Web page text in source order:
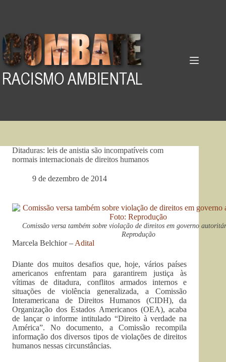
Ditaduras: leis de anistia são incompatíveis com
normais internacionais de direitos humanos
9 de dezembro de 2014
Comissão versa também sobre violação de direitos em governo
Reprodução
Marcela Belchior – Adital
Diante dos muitos desafios que, hoje, vários países
americanos enfrentam para garantirem justiça às
vítimas de ditadura, conflitos armados internos e
situações de violência generalizada, a Comissão
Interamericana de Direitos Humanos (CIDH), da
Organização dos Estados Americanos (OEA), acaba
de lançar o informe intitulado “Direito à verdade na
América”. No documento, a Comissão recompila
informação dos diversos tipos de violações de direitos
humanos nessas circunstâncias.